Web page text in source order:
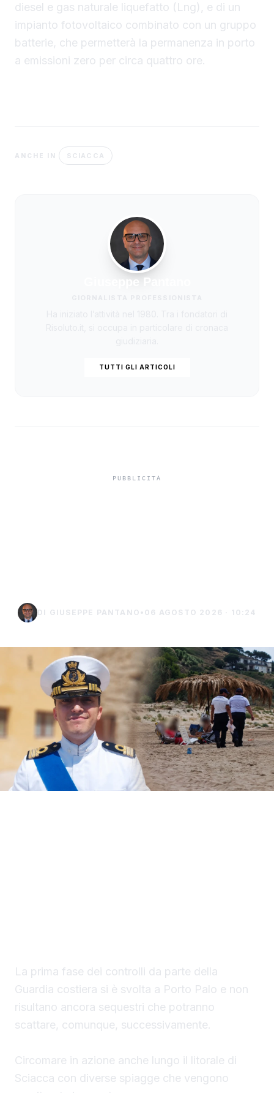
diesel e gas naturale liquefatto (Lng), e di un
impianto fotovoltaico combinato con un gruppo
batterie, che permetterà la permanenza in porto
a emissioni zero per circa quattro ore.
ANCHE IN SCIACCA
Giuseppe Pantano
TUTTI GLI ARTICOLI
DI GIUSEPPE PANTANO • 06 AGOSTO 2026 · 10:24
La prima fase dei controlli da parte della
Guardia costiera si è svolta a Porto Palo e non
risultano ancora sequestri che potranno
scattare, comunque, successivamente.
Circomare in azione anche lungo il litorale di
Sciacca con diverse spiagge che vengono